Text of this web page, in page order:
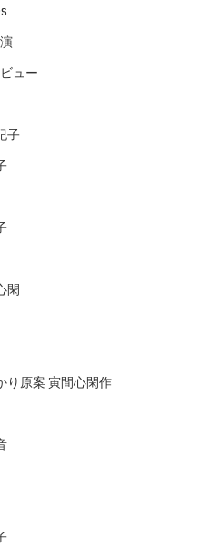
ュー
子
閑
原案 寅間心閑作